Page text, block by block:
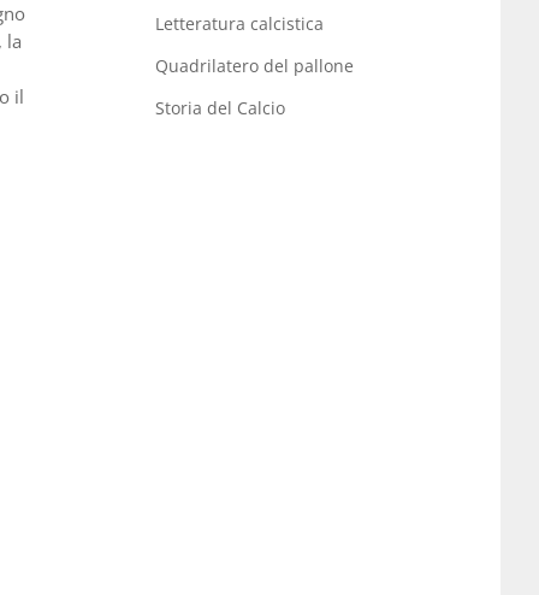
la
il
Letteratura calcistica
Quadrilatero del pallone
Storia del Calcio